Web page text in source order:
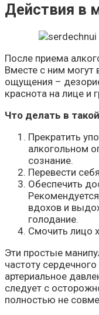
Действия в
После приема
Вместе с ним могут
ощущения –
краснота на лице и
Что делать в
Прекратить
алкогольном
сознание.
Перевести
Обеспечить
вдохов и
голодание.
Смочить лицо
Эти простые
частоту
артериальное
следует с
полностью не